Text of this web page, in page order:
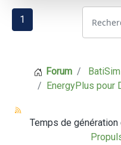
1
Forum
BatiSim
EnergyPlus pour
Temps de